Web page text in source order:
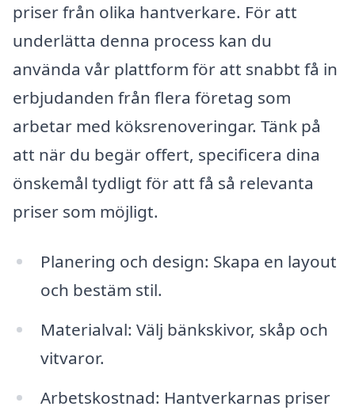
priser från olika hantverkare. För att
underlätta denna process kan du
använda vår plattform för att snabbt få in
erbjudanden från flera företag som
arbetar med köksrenoveringar. Tänk på
att när du begär offert, specificera dina
önskemål tydligt för att få så relevanta
priser som möjligt.
Planering och design: Skapa en layout
och bestäm stil.
Materialval: Välj bänkskivor, skåp och
vitvaror.
Arbetskostnad: Hantverkarnas priser